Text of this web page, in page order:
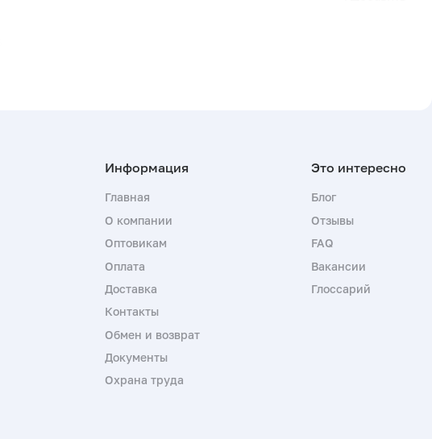
Главная
О компании
Оптовикам
Оплата
Доставка
Контакты
Обмен и возврат
Документы
Охрана труда
Блог
Отзывы
FAQ
Вакансии
Глоссарий